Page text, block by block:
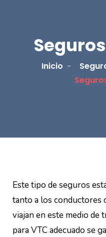
Inicio
Este tipo de seguros
tanto a los conductores
viajan en este medio de
para VTC adecuado se